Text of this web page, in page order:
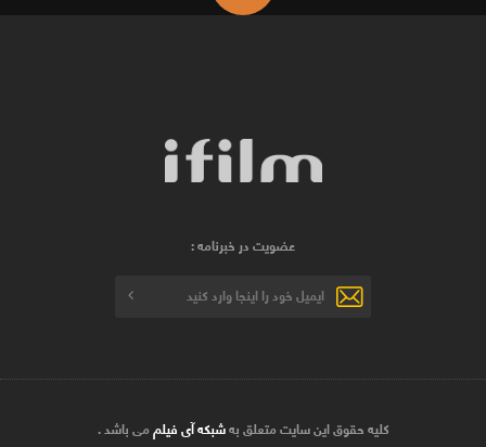
عضویت در خبرنامه :
کلیه حقوق این سایت متعلق بهشبکه آی فیلممی باشد .